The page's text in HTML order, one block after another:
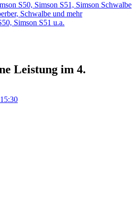
S50, Simson S51, Simson Schwalbe
Schwalbe und mehr
Simson S51 u.a.
Leistung im 4.